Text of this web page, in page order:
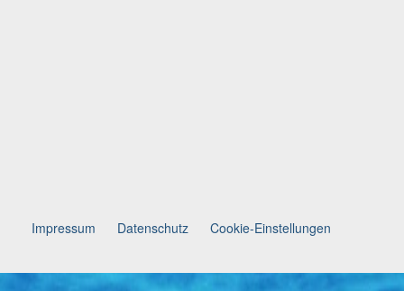
Impressum Datenschutz Cookie-Einstellungen